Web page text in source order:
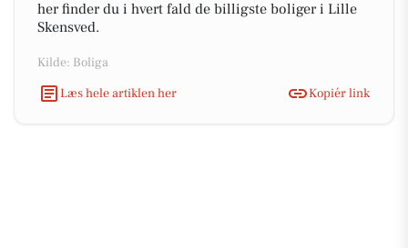
her finder du i hvert fald de billigste boliger i Lille
Skensved.
Kilde: Boliga
Læs hele artiklen her
Kopiér link